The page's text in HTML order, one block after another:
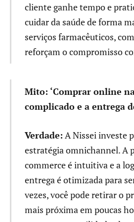
cliente ganhe tempo e
cuidar da saúde de forma
serviços farmacêuticos,
reforçam o compromisso
Mito: ‘Comprar online
complicado e a entrega
Verdade: A Nissei investe
estratégia omnichannel. A
commerce é intuitiva e a
entrega é otimizada para
vezes, você pode retirar o
mais próxima em poucas